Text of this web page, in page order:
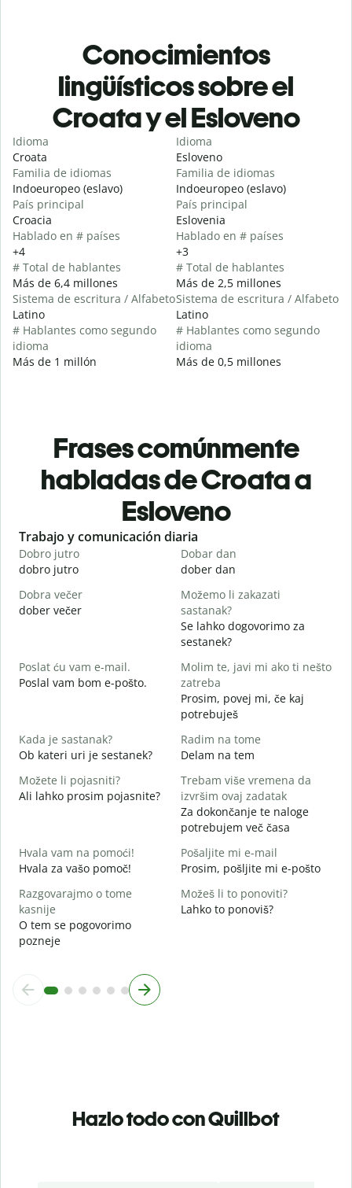
Conocimientos
lingüísticos sobre el
Croata y el Esloveno
Idioma
Croata
Familia de idiomas
Indoeuropeo (eslavo)
País principal
Croacia
Hablado en # países
+4
# Total de hablantes
Más de 6,4 millones
Sistema de escritura / Alfabeto
Latino
# Hablantes como segundo
idioma
Más de 1 millón
Idioma
Esloveno
Familia de idiomas
Indoeuropeo (eslavo)
País principal
Eslovenia
Hablado en # países
+3
# Total de hablantes
Más de 2,5 millones
Sistema de escritura / Alfabeto
Latino
# Hablantes como segundo
idioma
Más de 0,5 millones
Frases comúnmente
habladas de Croata a
Esloveno
Slide 1 of 6
Trabajo y comunicación diaria
Dobro jutro
dobro jutro
Dobar dan
dober dan
Dobra večer
dober večer
Možemo li zakazati
sastanak?
Se lahko dogovorimo za
sestanek?
Poslat ću vam e-mail.
Poslal vam bom e-pošto.
Molim te, javi mi ako ti nešto
zatreba
Prosim, povej mi, če kaj
potrebuješ
Kada je sastanak?
Ob kateri uri je sestanek?
Radim na tome
Delam na tem
Možete li pojasniti?
Ali lahko prosim pojasnite?
Trebam više vremena da
izvršim ovaj zadatak
Za dokončanje te naloge
potrebujem več časa
Hvala vam na pomoći!
Hvala za vašo pomoč!
Pošaljite mi e-mail
Prosim, pošljite mi e-pošto
Razgovarajmo o tome
kasnije
O tem se pogovorimo
pozneje
Možeš li to ponoviti?
Lahko to ponoviš?
Hazlo todo con Quillbot